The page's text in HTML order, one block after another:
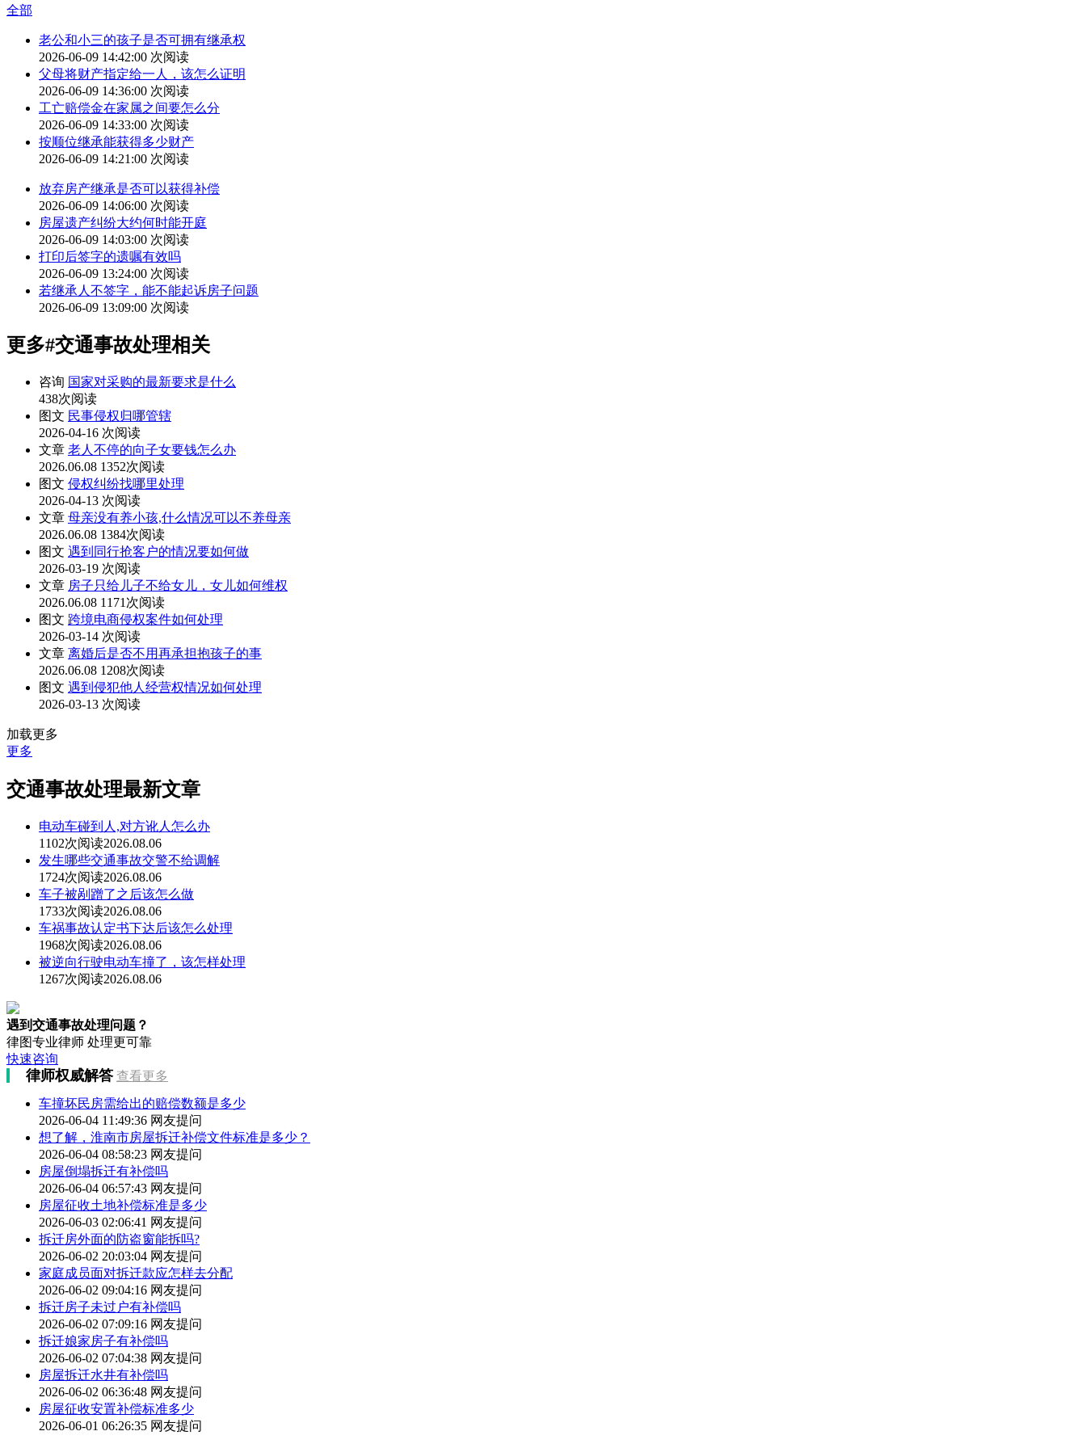
全部
老公和小三的孩子是否可拥有继承权
2026-06-09 14:42:00 次阅读
父母将财产指定给一人，该怎么证明
2026-06-09 14:36:00 次阅读
工亡赔偿金在家属之间要怎么分
2026-06-09 14:33:00 次阅读
按顺位继承能获得多少财产
2026-06-09 14:21:00 次阅读
放弃房产继承是否可以获得补偿
2026-06-09 14:06:00 次阅读
房屋遗产纠纷大约何时能开庭
2026-06-09 14:03:00 次阅读
打印后签字的遗嘱有效吗
2026-06-09 13:24:00 次阅读
若继承人不签字，能不能起诉房子问题
2026-06-09 13:09:00 次阅读
更多#交通事故处理相关
咨询 国家对采购的最新要求是什么
438次阅读
图文 民事侵权归哪管辖
2026-04-16 次阅读
文章 老人不停的向子女要钱怎么办
2026.06.08 1352次阅读
图文 侵权纠纷找哪里处理
2026-04-13 次阅读
文章 母亲没有养小孩,什么情况可以不养母亲
2026.06.08 1384次阅读
图文 遇到同行抢客户的情况要如何做
2026-03-19 次阅读
文章 房子只给儿子不给女儿，女儿如何维权
2026.06.08 1171次阅读
图文 跨境电商侵权案件如何处理
2026-03-14 次阅读
文章 离婚后是否不用再承担抱孩子的事
2026.06.08 1208次阅读
图文 遇到侵犯他人经营权情况如何处理
2026-03-13 次阅读
加载更多
更多
交通事故处理最新文章
电动车碰到人,对方讹人怎么办
1102次阅读2026.08.06
发生哪些交通事故交警不给调解
1724次阅读2026.08.06
车子被剐蹭了之后该怎么做
1733次阅读2026.08.06
车祸事故认定书下达后该怎么处理
1968次阅读2026.08.06
被逆向行驶电动车撞了，该怎样处理
1267次阅读2026.08.06
遇到交通事故处理问题？
律图专业律师 处理更可靠
快速咨询
律师权威解答 查看更多
车撞坏民房需给出的赔偿数额是多少
2026-06-04 11:49:36 网友提问
想了解，淮南市房屋拆迁补偿文件标准是多少？
2026-06-04 08:58:23 网友提问
房屋倒塌拆迁有补偿吗
2026-06-04 06:57:43 网友提问
房屋征收土地补偿标准是多少
2026-06-03 02:06:41 网友提问
拆迁房外面的防盗窗能拆吗?
2026-06-02 20:03:04 网友提问
家庭成员面对拆迁款应怎样去分配
2026-06-02 09:04:16 网友提问
拆迁房子未过户有补偿吗
2026-06-02 07:09:16 网友提问
拆迁娘家房子有补偿吗
2026-06-02 07:04:38 网友提问
房屋拆迁水井有补偿吗
2026-06-02 06:36:48 网友提问
房屋征收安置补偿标准多少
2026-06-01 06:26:35 网友提问